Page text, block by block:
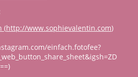
(http://www.sophievalentin.com)
einfach.fotofee?